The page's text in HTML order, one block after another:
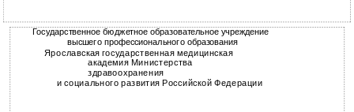
Государственное бюджетное образовательное учреждение
высшего профессионального образования
Ярославская государственная медицинская
академия Министерства
здравоохранения
и социального развития Российской Федерации